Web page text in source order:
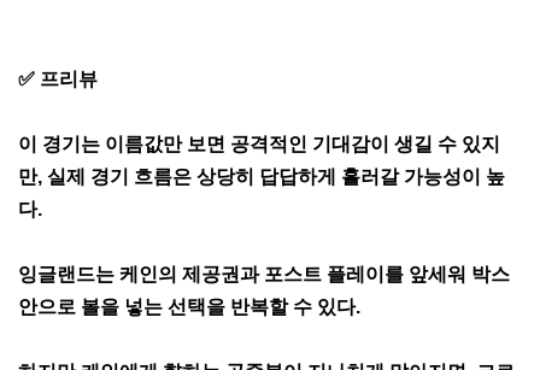
✅ 프리뷰
이 경기는 이름값만 보면 공격적인 기대감이 생길 수 있지
만, 실제 경기 흐름은 상당히 답답하게 흘러갈 가능성이 높
다.
잉글랜드는 케인의 제공권과 포스트 플레이를 앞세워 박스
안으로 볼을 넣는 선택을 반복할 수 있다.